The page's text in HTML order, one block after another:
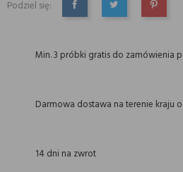
Podziel się:
UDOSTĘPNIJTWEETUJ
Min. 3 próbki gratis do zamówienia
Darmowa dostawa na terenie kraju
14 dni na zwrot